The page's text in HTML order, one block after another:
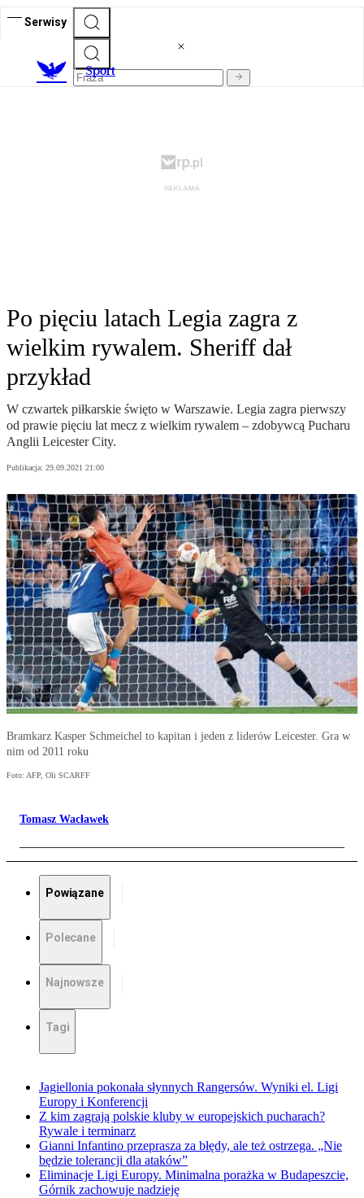
Serwisy
Sport
Po pięciu latach Legia zagra z
wielkim rywalem. Sheriff dał
przykład
W czwartek piłkarskie święto w Warszawie. Legia zagra pierwszy
od prawie pięciu lat mecz z wielkim rywalem – zdobywcą Pucharu
Anglii Leicester City.
Publikacja: 29.09.2021 21:00
Bramkarz Kasper Schmeichel to kapitan i jeden z liderów Leicester. Gra w
nim od 2011 roku
Foto: AFP, Oli SCARFF
Tomasz Wacławek
Powiązane
Polecane
Najnowsze
Tagi
Jagiellonia pokonała słynnych Rangersów. Wyniki el. Ligi
Europy i Konferencji
Z kim zagrają polskie kluby w europejskich pucharach?
Rywale i terminarz
Gianni Infantino przeprasza za błędy, ale też ostrzega. „Nie
będzie tolerancji dla ataków”
Eliminacje Ligi Europy. Minimalna porażka w Budapeszcie,
Górnik zachowuje nadzieję